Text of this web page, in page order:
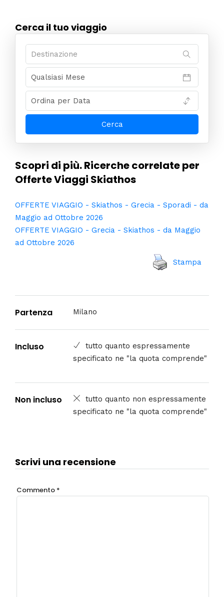
Cerca il tuo viaggio
Scopri di più. Ricerche correlate per
Offerte Viaggi Skiathos
OFFERTE VIAGGIO - Skiathos - Grecia - Sporadi - da
Maggio ad Ottobre 2026
OFFERTE VIAGGIO - Grecia - Skiathos - da Maggio
ad Ottobre 2026
Stampa
Partenza Milano
Incluso
tutto quanto espressamente
specificato ne "la quota comprende"
Non incluso
tutto quanto non espressamente
specificato ne "la quota comprende"
Scrivi una recensione
Commento *